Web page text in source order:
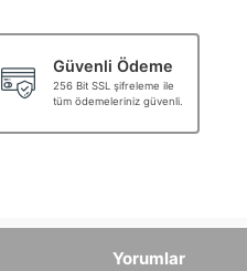
Güvenli Ödeme
256 Bit SSL şifreleme ile
tüm ödemeleriniz güvenli.
Yorumlar